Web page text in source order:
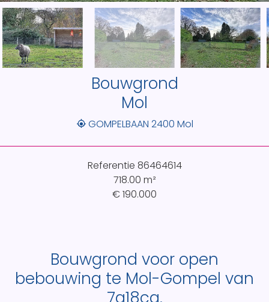
Bouwgrond
Mol
GOMPELBAAN 2400 Mol
Referentie 86464614
718.00 m²
€ 190.000
Bouwgrond voor open
bebouwing te Mol-Gompel van